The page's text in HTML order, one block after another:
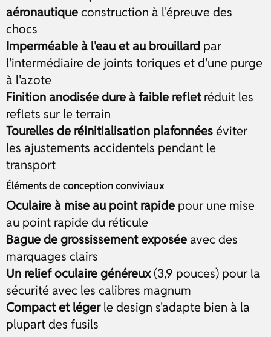
aéronautiqueconstruction à l'épreuve des
chocs
Imperméable à l'eau et au brouillard par
l'intermédiaire de joints toriques et d'une purge
à l'azote
Finition anodisée dure à faible refletréduit les
reflets sur le terrain
Tourelles de réinitialisation plafonnéeséviter
les ajustements accidentels pendant le
transport
Éléments de conception conviviaux
Oculaire à mise au point rapide pour une mise
au point rapide du réticule
Bague de grossissement exposée avec des
marquages clairs
Un relief oculaire généreux(3,9 pouces) pour la
sécurité avec les calibres magnum
Compact et légerle design s'adapte bien à la
plupart des fusils